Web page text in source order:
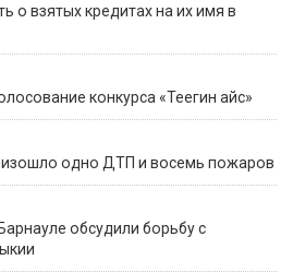
о взятых кредитах на их имя в
конкурса «Теегин айс»
одно ДТП и восемь пожаров
обсудили борьбу с